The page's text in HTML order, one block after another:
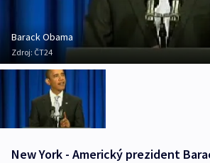
Barack Obama
Zdroj: ČT24
New York - Americký prezident